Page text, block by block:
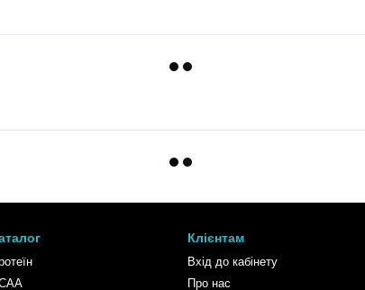
Клієнтам
Вхід до кабінету
Про нас